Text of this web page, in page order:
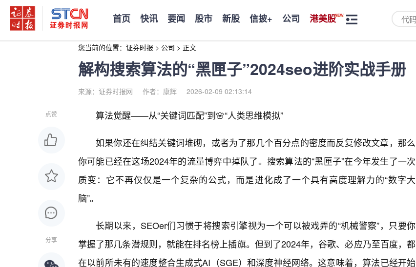
首页 快讯 要闻 股市 新股 信披+ 公司 港美股
您当前的位置： 证券时报 > 公司 > 正文
解构搜索算法的“黑匣子”2024seo进阶实战手册
来源：证券时报网 作者：康辉 2026-02-09 02:13:14
点赞
分享
算法觉醒——从“关键词匹配”到🌸“人类思维模拟”
如果你还在纠结关键词堆砌，或者为了那几个百分点的密度而反复修改文章，那么
你可能已经在这场2024年的流量博弈中掉队了。搜索算法的“黑匣子”在今年发生了一次
质变：它不再仅仅是一个复杂的公式，而是进化成了一个具有高度理解力的“数字大
脑”。
长期以来，SEOer们习惯于将搜索引擎视为一个可以被戏弄的“机械警察”，只要你
掌握了那几条潜规则，就能在排名榜上插旗。但到了2024年，谷歌、必应乃至百度，都
在以前所未有的速度整合生成式AI（SGE）和深度神经网络。这意味着，算法已经开始